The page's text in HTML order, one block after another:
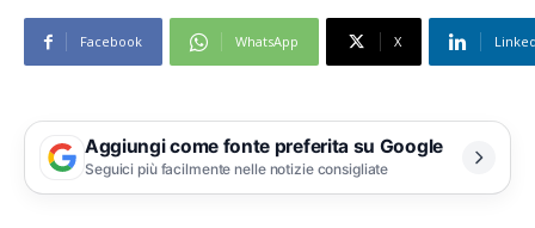
Facebook WhatsApp X
Aggiungi come fonte preferita su Google
Seguici più facilmente nelle notizie consigliate